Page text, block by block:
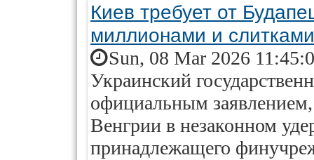
Киев требует от
миллионами и
Sun, 08 Mar 2026
Украинский
официальным
Венгрии в незаконном
принадлежащего